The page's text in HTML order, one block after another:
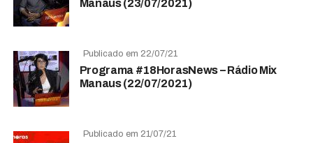
Manaus (23/07/2021)
Publicado em 22/07/21
Programa #18HorasNews – Rádio Mix
Manaus (22/07/2021)
Publicado em 21/07/21